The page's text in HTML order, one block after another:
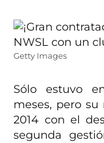
Getty Images
Sólo estuvo
meses, pero
2014 con el
segunda